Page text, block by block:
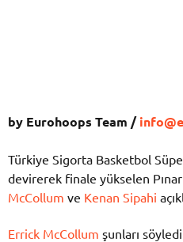
by Eurohoops Team /
Türkiye Sigorta Basketbol
devirerek finale yükselen Pınar
McCollum ve Kenan Sipahi
Errick McCollum şunları